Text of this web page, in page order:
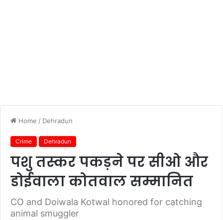
Home / Dehradun
Crime Dehradun
पशु तस्कर पकड़ने पर सीओ और
डोईवाला कोतवाल सम्मानित
CO and Doiwala Kotwal honored for catching
animal smuggler